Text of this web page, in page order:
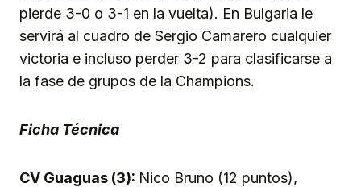
pierde 3-0 o 3-1 en la vuelta). En Bulgaria le
servirá al cuadro de Sergio Camarero cualquier
victoria e incluso perder 3-2 para clasificarse a
la fase de grupos de la Champions.
Ficha Técnica
CV Guaguas (3): Nico Bruno (12 puntos),